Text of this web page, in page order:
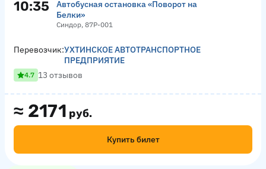
10:35
Автобусная остановка «Поворот на
Белки»
Синдор, 87Р-001
≈ 2171 руб.
Купить билет
Перевозчик:УХТИНСКОЕ АВТОТРАНСПОРТНОЕ
ПРЕДПРИЯТИЕ
4.7 13 отзывов